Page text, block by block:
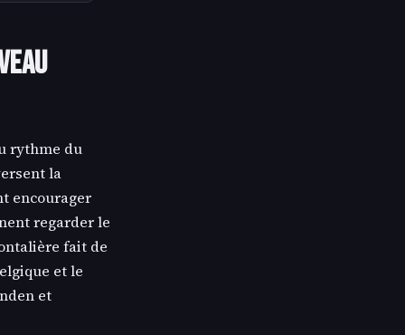
rythme du
la
encourager
regarder le
fait de
et le
et